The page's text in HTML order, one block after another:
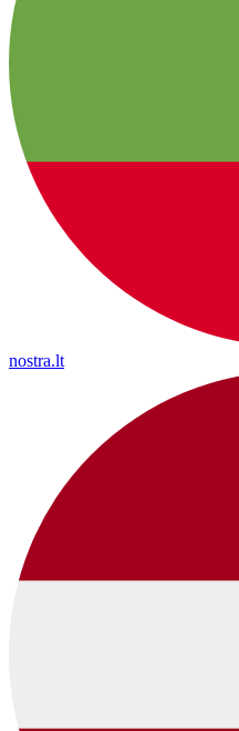
nostra.lt